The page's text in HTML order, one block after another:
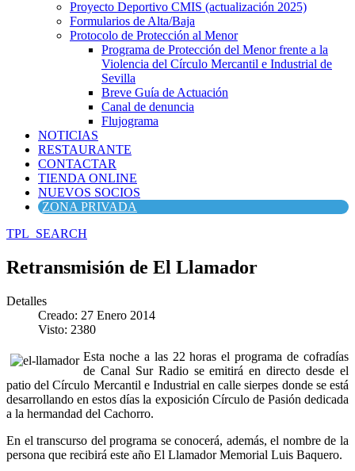
Proyecto Deportivo CMIS (actualización 2025)
Formularios de Alta/Baja
Protocolo de Protección al Menor
Programa de Protección del Menor frente a la
Violencia del Círculo Mercantil e Industrial de
Sevilla
Breve Guía de Actuación
Canal de denuncia
Flujograma
NOTICIAS
RESTAURANTE
CONTACTAR
TIENDA ONLINE
NUEVOS SOCIOS
ZONA PRIVADA
TPL_SEARCH
Retransmisión de El Llamador
Detalles
Creado: 27 Enero 2014
Visto: 2380
Esta noche a las 22 horas el programa de cofradías
de Canal Sur Radio se emitirá en directo desde el
patio del Círculo Mercantil e Industrial en calle sierpes donde se está
desarrollando en estos días la exposición Círculo de Pasión dedicada
a la hermandad del Cachorro.
En el transcurso del programa se conocerá, además, el nombre de la
persona que recibirá este año El Llamador Memorial Luis Baquero.